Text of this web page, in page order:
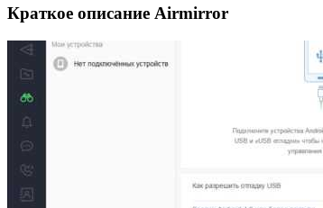
Краткое описание Airmirror